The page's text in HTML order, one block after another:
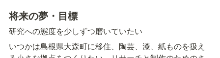
将来の夢・目標
研究への態度を少しずつ磨いていたい
いつかは島根県大森町に移住、陶芸、漆、紙ものを扱え